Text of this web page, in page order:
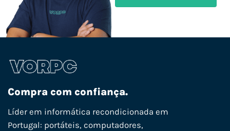
Compra com confiança.
Líder em informática recondicionada em
Portugal: portáteis, computadores,